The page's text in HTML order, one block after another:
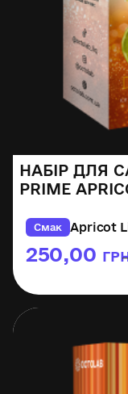
НАБІР ДЛЯ
PRIME
Смак Apricot
250,00 –